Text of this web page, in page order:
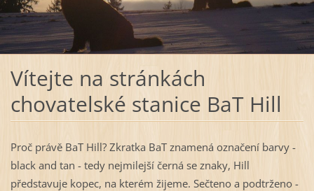
Vítejte na stránkách
chovatelské stanice BaT Hill
Proč právě BaT Hill? Zkratka BaT znamená označení barvy -
black and tan - tedy nejmilejší černá se znaky, Hill
představuje kopec, na kterém žijeme. Sečteno a podtrženo -